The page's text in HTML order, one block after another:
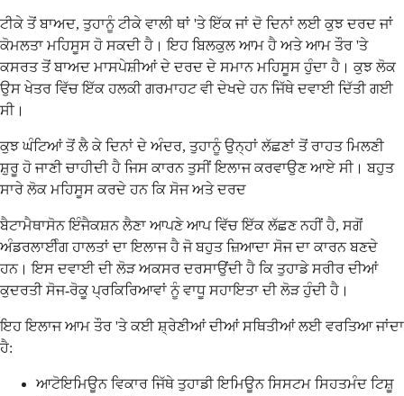
ਟੀਕੇ ਤੋਂ ਬਾਅਦ, ਤੁਹਾਨੂੰ ਟੀਕੇ ਵਾਲੀ ਥਾਂ 'ਤੇ ਇੱਕ ਜਾਂ ਦੋ ਦਿਨਾਂ ਲਈ ਕੁਝ ਦਰਦ ਜਾਂ
ਕੋਮਲਤਾ ਮਹਿਸੂਸ ਹੋ ਸਕਦੀ ਹੈ। ਇਹ ਬਿਲਕੁਲ ਆਮ ਹੈ ਅਤੇ ਆਮ ਤੌਰ 'ਤੇ
ਕਸਰਤ ਤੋਂ ਬਾਅਦ ਮਾਸਪੇਸ਼ੀਆਂ ਦੇ ਦਰਦ ਦੇ ਸਮਾਨ ਮਹਿਸੂਸ ਹੁੰਦਾ ਹੈ। ਕੁਝ ਲੋਕ
ਉਸ ਖੇਤਰ ਵਿੱਚ ਇੱਕ ਹਲਕੀ ਗਰਮਾਹਟ ਵੀ ਦੇਖਦੇ ਹਨ ਜਿੱਥੇ ਦਵਾਈ ਦਿੱਤੀ ਗਈ
ਸੀ।
ਕੁਝ ਘੰਟਿਆਂ ਤੋਂ ਲੈ ਕੇ ਦਿਨਾਂ ਦੇ ਅੰਦਰ, ਤੁਹਾਨੂੰ ਉਨ੍ਹਾਂ ਲੱਛਣਾਂ ਤੋਂ ਰਾਹਤ ਮਿਲਣੀ
ਸ਼ੁਰੂ ਹੋ ਜਾਣੀ ਚਾਹੀਦੀ ਹੈ ਜਿਸ ਕਾਰਨ ਤੁਸੀਂ ਇਲਾਜ ਕਰਵਾਉਣ ਆਏ ਸੀ। ਬਹੁਤ
ਸਾਰੇ ਲੋਕ ਮਹਿਸੂਸ ਕਰਦੇ ਹਨ ਕਿ ਸੋਜ ਅਤੇ ਦਰਦ
ਬੈਟਾਮੈਥਾਸੋਨ ਇੰਜੈਕਸ਼ਨ ਲੈਣਾ ਆਪਣੇ ਆਪ ਵਿੱਚ ਇੱਕ ਲੱਛਣ ਨਹੀਂ ਹੈ, ਸਗੋਂ
ਅੰਡਰਲਾਈੰਗ ਹਾਲਤਾਂ ਦਾ ਇਲਾਜ ਹੈ ਜੋ ਬਹੁਤ ਜ਼ਿਆਦਾ ਸੋਜ ਦਾ ਕਾਰਨ ਬਣਦੇ
ਹਨ। ਇਸ ਦਵਾਈ ਦੀ ਲੋੜ ਅਕਸਰ ਦਰਸਾਉਂਦੀ ਹੈ ਕਿ ਤੁਹਾਡੇ ਸਰੀਰ ਦੀਆਂ
ਕੁਦਰਤੀ ਸੋਜ-ਰੋਕੂ ਪ੍ਰਕਿਰਿਆਵਾਂ ਨੂੰ ਵਾਧੂ ਸਹਾਇਤਾ ਦੀ ਲੋੜ ਹੁੰਦੀ ਹੈ।
ਇਹ ਇਲਾਜ ਆਮ ਤੌਰ 'ਤੇ ਕਈ ਸ਼੍ਰੇਣੀਆਂ ਦੀਆਂ ਸਥਿਤੀਆਂ ਲਈ ਵਰਤਿਆ ਜਾਂਦਾ
ਹੈ:
ਆਟੋਇਮਿਊਨ ਵਿਕਾਰ ਜਿੱਥੇ ਤੁਹਾਡੀ ਇਮਿਊਨ ਸਿਸਟਮ ਸਿਹਤਮੰਦ ਟਿਸ਼ੂ